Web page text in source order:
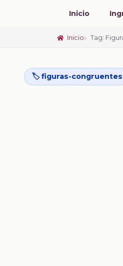
Inicio
Inicio Tag:
🏷️ figuras-congruentes